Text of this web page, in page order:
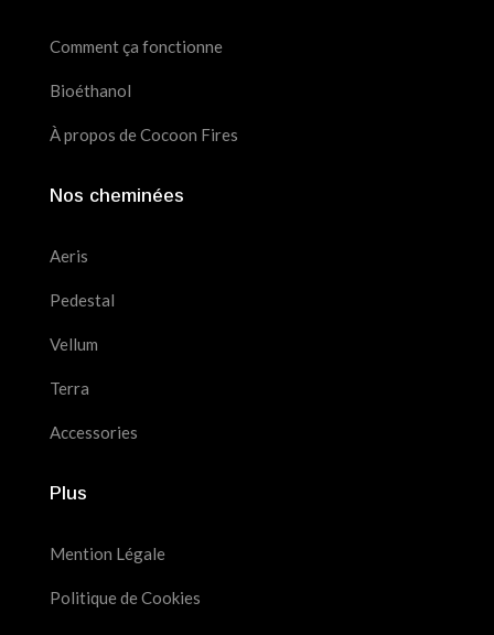
Comment ça fonctionne
Bioéthanol
À propos de Cocoon Fires
Nos cheminées
Aeris
Pedestal
Vellum
Terra
Accessories
Plus
Mention Légale
Politique de Cookies